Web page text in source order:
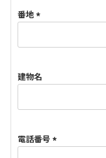
番地
必
)
建物名
電話番号